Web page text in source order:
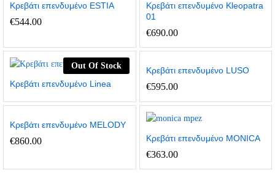
Κρεβάτι επενδυμένο ESTIA
€544.00
Κρεβάτι επενδυμένο Kleopatra
01
€690.00
Out Of Stock
Κρεβάτι επενδυμένο Linea
Κρεβάτι επενδυμένο LUSO
€595.00
Κρεβάτι επενδυμένο MELODY
€860.00 Κρεβάτι επενδυμένο MONICA
€363.00